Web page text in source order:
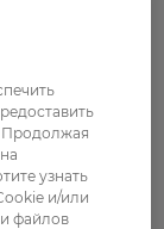
Продолжая
узнать
и/или
файлов